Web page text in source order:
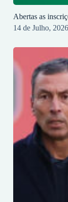
Abertas as
14 de Julho, 2026